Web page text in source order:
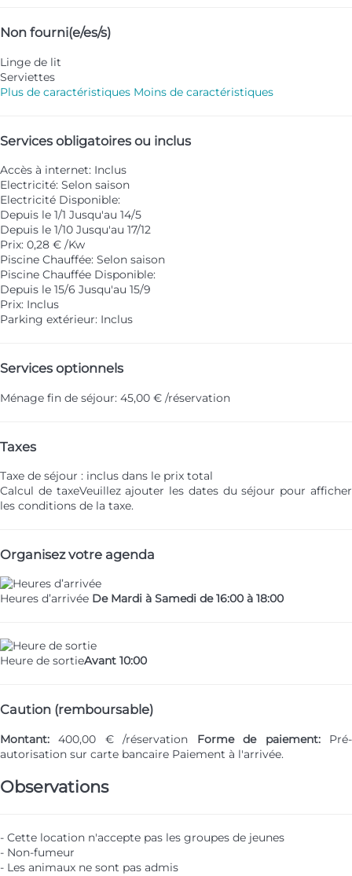
Non fourni(e/es/s)
Linge de lit
Serviettes
Plus de caractéristiques Moins de caractéristiques
Services obligatoires ou inclus
Accès à internet: Inclus
Electricité: Selon saison
Electricité Disponible:
Depuis le 1/1 Jusqu'au 14/5
Depuis le 1/10 Jusqu'au 17/12
Prix: 0,28 € /Kw
Piscine Chauffée: Selon saison
Piscine Chauffée Disponible:
Depuis le 15/6 Jusqu'au 15/9
Prix: Inclus
Parking extérieur: Inclus
Services optionnels
Ménage fin de séjour: 45,00 € /réservation
Taxes
Taxe de séjour : inclus dans le prix total
Calcul de taxeVeuillez ajouter les dates du séjour pour afficher
les conditions de la taxe.
Organisez votre agenda
Heures d’arrivée De Mardi à Samedi de 16:00 à 18:00
Heure de sortieAvant 10:00
Caution (remboursable)
Montant: 400,00 € /réservation Forme de paiement:Pré-
autorisation sur carte bancaire Paiement à l'arrivée.
Observations
- Cette location n'accepte pas les groupes de jeunes
- Non-fumeur
- Les animaux ne sont pas admis